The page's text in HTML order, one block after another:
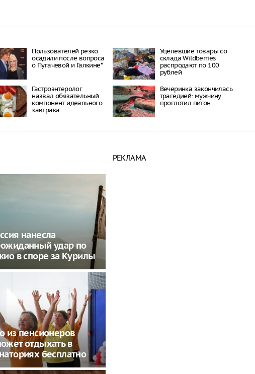
Пользователей резко
осадили после вопроса
о Пугачевой и Галкине*
Уцелевшие товары со
склада Wildberries
распродают по 100
рублей
Гастроэнтеролог
назвал обязательный
компонент идеального
завтрака
Вечеринка закончилась
трагедией: мужчину
проглотил питон
нанесла
удар по
в споре за Курилы
из пенсионеров
отдыхать в
бесплатно
РЕКЛАМА